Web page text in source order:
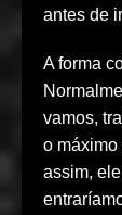
antes de
A forma
vamos,
o máximo
assim,